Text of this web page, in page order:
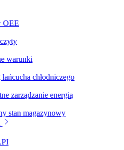
OEE
warunki
chłodniczego
zarządzanie energią
stan magazynowy